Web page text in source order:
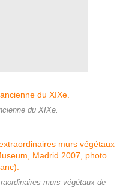
du XIXe.
murs végétaux de